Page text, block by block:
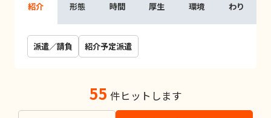
紹介
形態
時間
厚生
環境
わり
派遣／請負 紹介予定派遣
55 件ヒットします